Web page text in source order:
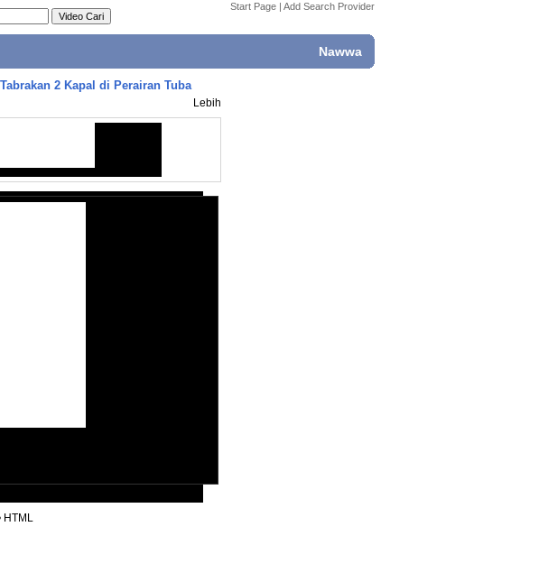
Start Page | Add Search Provider
Nawwa
2 Kapal di Perairan Tuba
Lebih
HTML